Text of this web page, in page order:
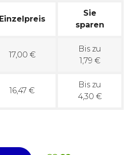
Einzelpreis
Sie
sparen
17,00 €
Bis zu
1,79 €
16,47 €
Bis zu
4,30 €